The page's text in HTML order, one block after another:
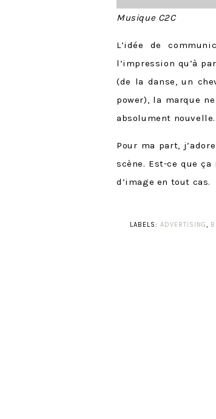
Musique C2C
L’idée de
l’impression qu’à
(de la danse, un
power), la marque
absolument nouvelle.
Pour ma part,
scène. Est-ce que
d’image en tout cas.
LABELS: ADVERTISING,